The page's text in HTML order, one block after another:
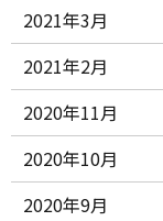
2021年3月
2021年2月
2020年11月
2020年10月
2020年9月